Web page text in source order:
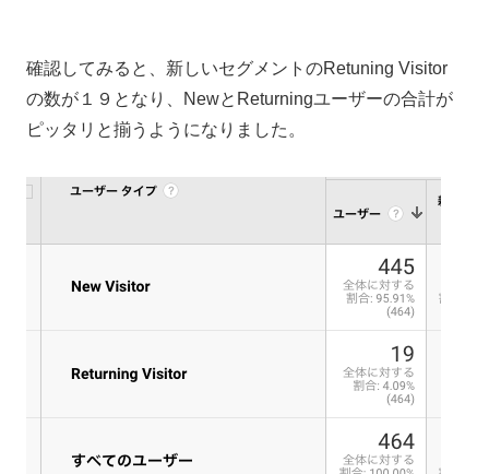
確認してみると、新しいセグメントのRetuning Visitor
の数が１９となり、NewとReturningユーザーの合計が
ピッタリと揃うようになりました。